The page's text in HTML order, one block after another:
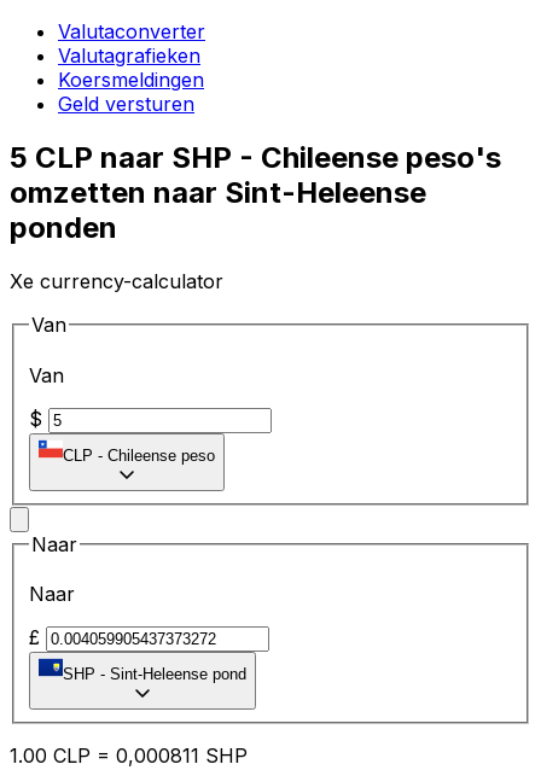
Valutaconverter
Valutagrafieken
Koersmeldingen
Geld versturen
5 CLP naar SHP - Chileense peso's
omzetten naar Sint-Heleense
ponden
Xe currency-calculator
Van
Van
$
CLP - Chileense peso
Naar
Naar
£
SHP - Sint-Heleense pond
1.00 CLP = 0,000811 SHP